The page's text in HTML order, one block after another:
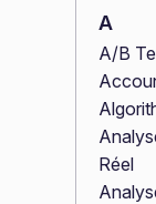
A
A/B
Réel